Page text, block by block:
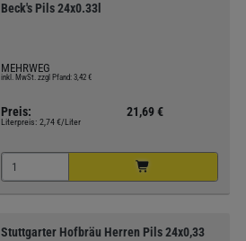
Beck's Pils 24x0.33l
MEHRWEG
inkl. MwSt. zzgl Pfand: 3,42 €
Preis: 21,69 €
Literpreis: 2,74 €/Liter
Stuttgarter Hofbräu Herren Pils 24x0,33